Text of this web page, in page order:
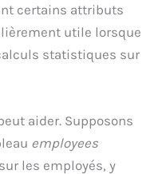
certains attributs
utile lorsque
statistiques sur
aider. Supposons
employees
les employés, y